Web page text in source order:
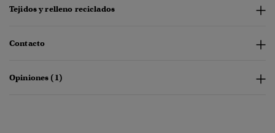
Tejidos y relleno reciclados
Contacto
Opiniones (1)